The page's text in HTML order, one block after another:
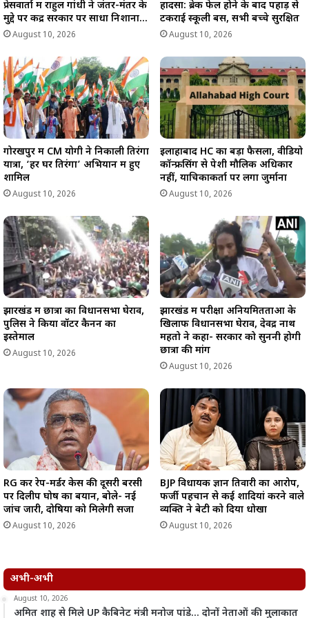
प्रेसवार्ता में राहुल गांधी ने जंतर-मंतर के
मुद्दे पर केंद्र सरकार पर साधा निशाना…
August 10, 2026
हादसा: ब्रेक फेल होने के बाद पहाड़ से
टकराई स्कूली बस, सभी बच्चे सुरक्षित
August 10, 2026
गोरखपुर में CM योगी ने निकाली तिरंगा
यात्रा, ‘हर घर तिरंगा’ अभियान में हुए
शामिल
August 10, 2026
इलाहाबाद HC का बड़ा फैसला, वीडियो
कॉन्फ्रेंसिंग से पेशी मौलिक अधिकार
नहीं, याचिकाकर्ता पर लगा जुर्माना
August 10, 2026
झारखंड में छात्रों का विधानसभा घेराव,
पुलिस ने किया वॉटर कैनन का
इस्तेमाल
August 10, 2026
झारखंड में परीक्षा अनियमितताओं के
खिलाफ विधानसभा घेराव, देवेंद्र नाथ
महतो ने कहा- सरकार को सुननी होगी
छात्रों की मांग
August 10, 2026
RG कर रेप-मर्डर केस की दूसरी बरसी
पर दिलीप घोष का बयान, बोले- नई
जांच जारी, दोषियों को मिलेगी सजा
August 10, 2026
BJP विधायक ज्ञान तिवारी का आरोप,
फर्जी पहचान से कई शादियां करने वाले
व्यक्ति ने बेटी को दिया धोखा
August 10, 2026
अभी-अभी
August 10, 2026
अमित शाह से मिले UP कैबिनेट मंत्री मनोज पांडे… दोनों नेताओं की मुलाकात